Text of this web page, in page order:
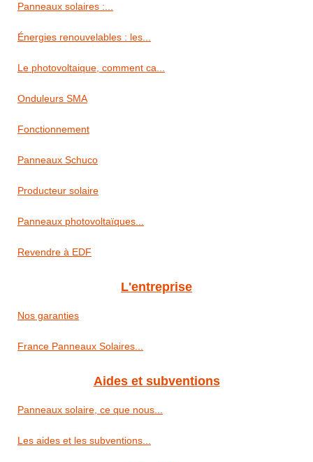
Panneaux solaires :...
Énergies renouvelables : les...
Le photovoltaique, comment ca...
Onduleurs SMA
Fonctionnement
Panneaux Schuco
Producteur solaire
Panneaux photovoltaïques...
Revendre à EDF
L'entreprise
Nos garanties
France Panneaux Solaires...
Aides et subventions
Panneaux solaire, ce que nous...
Les aides et les subventions...